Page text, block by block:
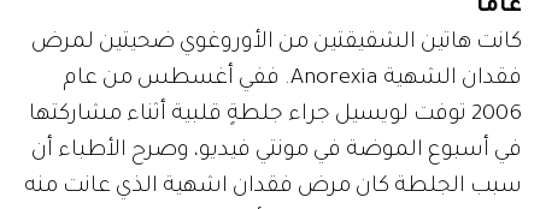
عاماً
كانت هاتين الشقيقتين من الأوروغوي ضحيتين لمرض
فقدان الشهية Anorexia. ففي أغسطس من عام
2006 توفت لويسيل جراء جلطةٍ قلبية أثناء مشاركتها
في أسبوع الموضة في مونتي فيديو، وصرح الأطباء أن
سبب الجلطة كان مرض فقدان اشهية الذي عانت منه